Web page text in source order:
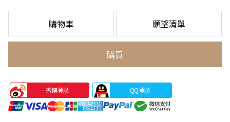
購物車 願望清單
購買
微博登录 QQ登录